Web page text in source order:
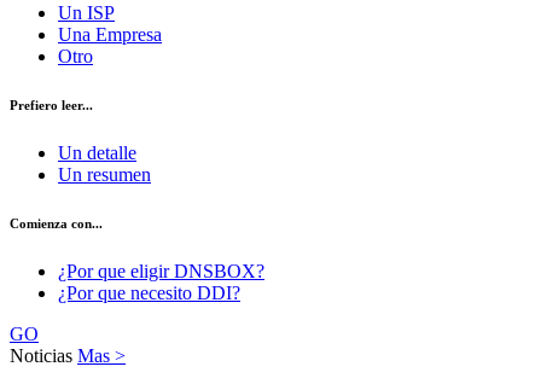
Un ISP
Una Empresa
Otro
Prefiero leer...
Un detalle
Un resumen
Comienza con...
¿Por que eligir DNSBOX?
¿Por que necesito DDI?
GO
Noticias Mas >